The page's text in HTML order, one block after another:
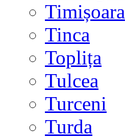
Timișoara
Tinca
Toplița
Tulcea
Turceni
Turda